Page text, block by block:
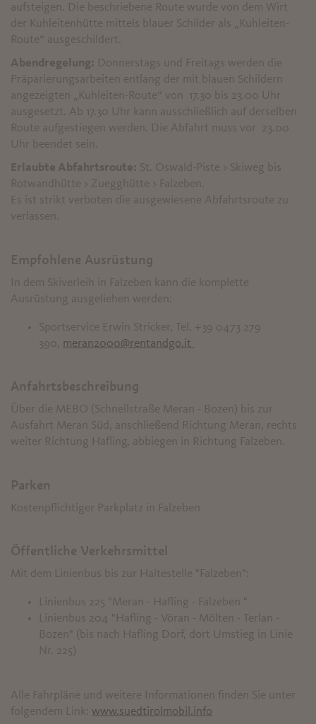
aufsteigen. Die beschriebene Route wurde von dem Wirt
der Kuhleitenhütte mittels blauer Schilder als „Kuhleiten-
Route“ ausgeschildert.
Abendregelung: Donnerstags und Freitags werden die
Präparierungsarbeiten entlang der mit blauen Schildern
angezeigten „Kuhleiten-Route“ von 17.30 bis 23.00 Uhr
ausgesetzt. Ab 17.30 Uhr kann ausschließlich auf derselben
Route aufgestiegen werden. Die Abfahrt muss vor 23.00
Uhr beendet sein.
Erlaubte Abfahrtsroute: St. Oswald-Piste > Skiweg bis
Rotwandhütte > Zuegghütte > Falzeben.
Es ist strikt verboten die ausgewiesene Abfahrtsroute zu
verlassen.
Empfohlene Ausrüstung
In dem Skiverleih in Falzeben kann die komplette
Ausrüstung ausgeliehen werden:
Sportservice Erwin Stricker, Tel. +39 0473 279
390, meran2000@rentandgo.it
Anfahrtsbeschreibung
Über die MEBO (Schnellstraße Meran - Bozen) bis zur
Ausfahrt Meran Süd, anschließend Richtung Meran, rechts
weiter Richtung Hafling, abbiegen in Richtung Falzeben.
Parken
Kostenpflichtiger Parkplatz in Falzeben
Öffentliche Verkehrsmittel
Mit dem Linienbus bis zur Haltestelle "Falzeben":
Linienbus 225 "Meran - Hafling - Falzeben "
Linienbus 204 "Hafling - Vöran - Mölten - Terlan -
Bozen" (bis nach Hafling Dorf, dort Umstieg in Linie
Nr. 225)
Alle Fahrpläne und weitere Informationen finden Sie unter
folgendem Link: www.suedtirolmobil.info